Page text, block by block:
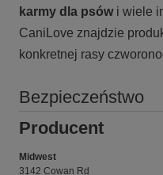
karmy dla psówi wiele
CaniLove znajdzie
konkretnej rasy
Bezpieczeństwo
Producent
Midwest
3142 Cowan Rd